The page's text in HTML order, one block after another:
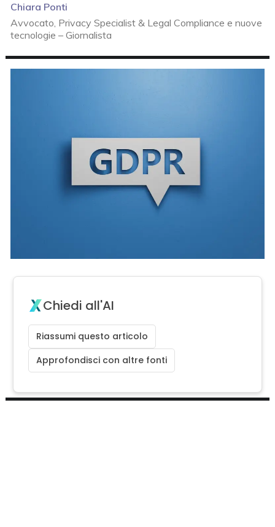
Chiara Ponti
Avvocato, Privacy Specialist & Legal Compliance e nuove
tecnologie – Giornalista
Chiedi all'AI
Riassumi questo articolo
Approfondisci con altre fonti